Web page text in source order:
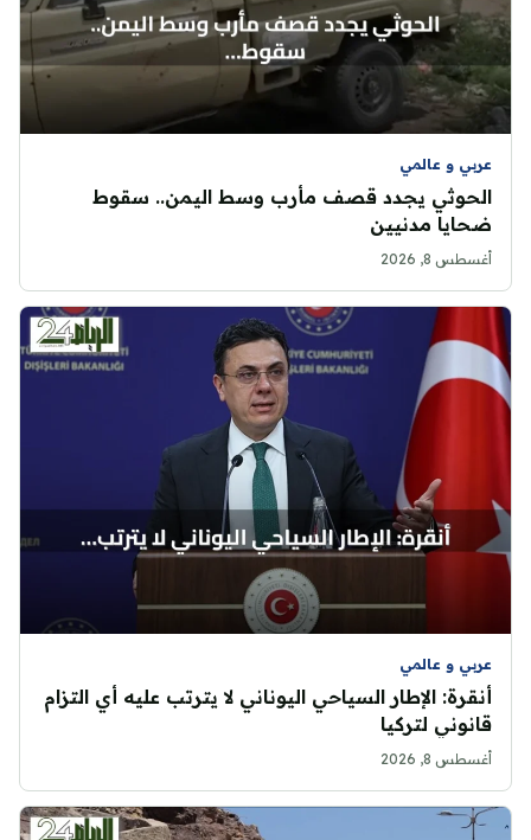
عربي و عالمي
الحوثي يجدد قصف مأرب وسط اليمن.. سقوط
ضحايا مدنيين
أغسطس 8, 2026
عربي و عالمي
أنقرة: الإطار السياحي اليوناني لا يترتب عليه أي التزام
قانوني لتركيا
أغسطس 8, 2026